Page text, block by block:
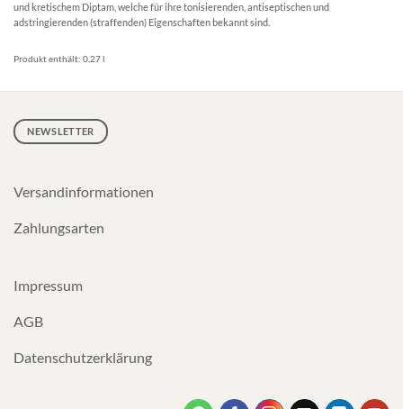
und kretischem Diptam, welche für ihre tonisierenden, antiseptischen und
adstringierenden (straffenden) Eigenschaften bekannt sind.
Produkt enthält: 0,27
NEWSLETTER
Versandinformationen
Zahlungsarten
Impressum
AGB
Datenschutzerklärung